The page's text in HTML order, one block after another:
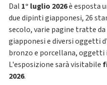
Dal 1° luglio 2026è esposta
due dipinti giapponesi, 26
secolo, varie pagine tratte
giapponesi e diversi oggetti
bronzo e porcellana, oggetti
L'esposizione sarà visitabile
2026.